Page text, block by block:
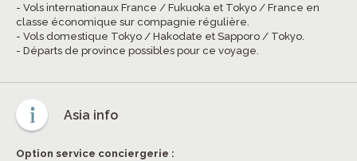
- Vols internationaux France / Fukuoka et Tokyo / France en
classe économique sur compagnie régulière.
- Vols domestique Tokyo / Hakodate et Sapporo / Tokyo.
- Départs de province possibles pour ce voyage.
Asia info
Option service conciergerie :